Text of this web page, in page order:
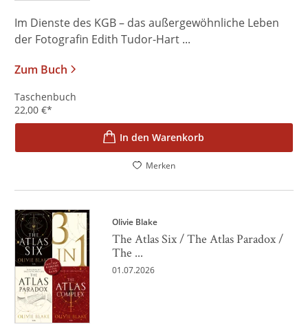
Im Dienste des KGB – das außergewöhnliche Leben
der Fotografin Edith Tudor-Hart ...
Zum Buch
Taschenbuch
22,00 €*
In den Warenkorb
Merken
Olivie Blake
The Atlas Six / The Atlas Paradox /
The ...
01.07.2026